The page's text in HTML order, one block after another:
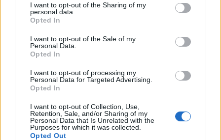
not limited to your visit or usage behaviour. You may click to
grant or deny consent to Google and its third-party tags to
use your data for below specified purposes in below Google
consent section.
I want to opt-out of the Sharing of my
personal data.
Opted In
I want to opt-out of the Sale of my
Personal Data.
Opted In
I want to opt-out of processing my
Personal Data for Targeted Advertising.
Opted In
I want to opt-out of Collection, Use,
Retention, Sale, and/or Sharing of my
Personal Data that Is Unrelated with the
Purposes for which it was collected.
Opted Out
KEVESEBB FÉNYT!
Országos hírek
TOVÁBBKÉPZÉSEKKEL ERŐSÍT A GÁL FERENC
EGYETEM
HÍRDETÉS